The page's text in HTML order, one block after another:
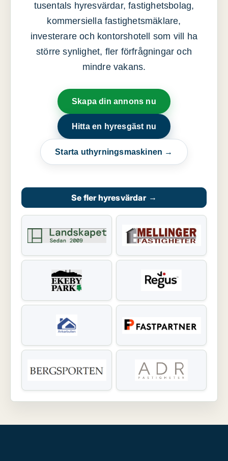
tusentals hyresvärdar, fastighetsbolag,
kommersiella fastighetsmäklare,
investerare och kontorshotell som vill ha
större synlighet, fler förfrågningar och
mindre vakans.
Skapa din annons nu
Hitta en hyresgäst nu
Starta uthyrningsmaskinen →
Se fler hyresvärdar →